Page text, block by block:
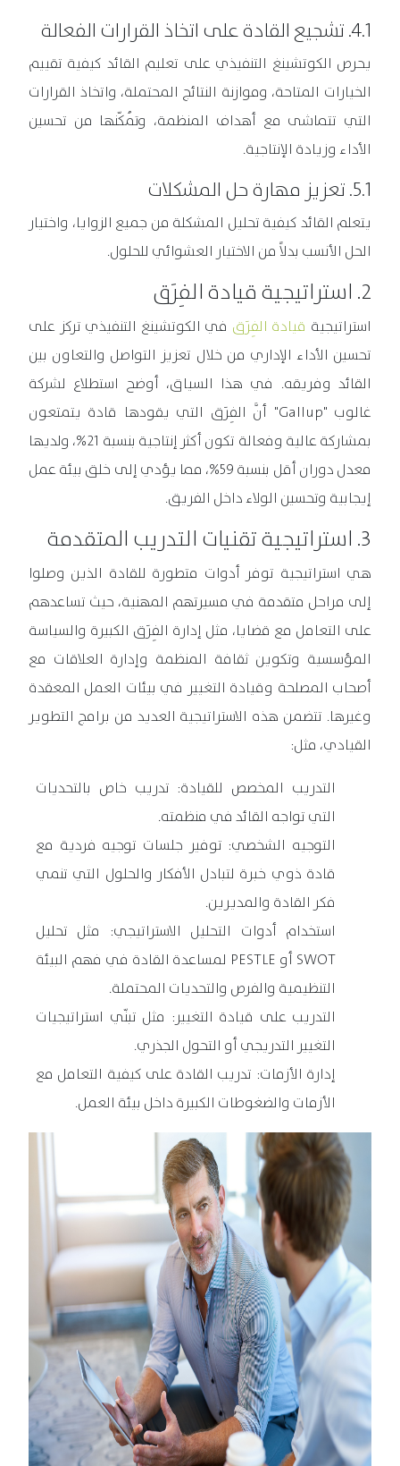
4.1. تشجيع القادة على اتخاذ القرارات الفعالة
يحرص الكوتشينغ التنفيذي على تعليم القائد كيفية تقييم
الخيارات المتاحة، وموازنة النتائج المحتملة، واتخاذ القرارات
التي تتماشى مع أهداف المنظمة، وتُمكّنها من تحسين
الأداء وزيادة الإنتاجية.
5.1. تعزيز مهارة حل المشكلات
يتعلم القائد كيفية تحليل المشكلة من جميع الزوايا، واختيار
الحل الأنسب بدلاً من الاختيار العشوائي للحلول.
2. استراتيجية قيادة الفِرَق
استراتيجية قيادة الفِرَق في الكوتشينغ التنفيذي تركز على
تحسين الأداء الإداري من خلال تعزيز التواصل والتعاون بين
القائد وفريقه. في هذا السياق، أوضح استطلاع لشركة
غالوب "Gallup" أنَّ الفِرَق التي يقودها قادة يتمتعون
بمشاركة عالية وفعالة تكون أكثر إنتاجية بنسبة 21%، ولديها
معدل دوران أقل بنسبة 59%، مما يؤدي إلى خلق بيئة عمل
إيجابية وتحسين الولاء داخل الفريق.
3. استراتيجية تقنيات التدريب المتقدمة
هي استراتيجية توفر أدوات متطورة للقادة الذين وصلوا
إلى مراحل متقدمة في مسيرتهم المهنية، حيث تساعدهم
على التعامل مع قضايا، مثل إدارة الفِرَق الكبيرة والسياسة
المؤسسية وتكوين ثقافة المنظمة وإدارة العلاقات مع
أصحاب المصلحة وقيادة التغيير في بيئات العمل المعقدة
وغيرها. تتضمن هذه الاستراتيجية العديد من برامج التطوير
القيادي، مثل:
التدريب المخصص للقيادة: تدريب خاص بالتحديات
التي تواجه القائد في منظمته.
التوجيه الشخصي: توفير جلسات توجيه فردية مع
قادة ذوي خبرة لتبادل الأفكار والحلول التي تنمي
فكر القادة والمديرين.
استخدام أدوات التحليل الاستراتيجي: مثل تحليل
SWOT أو PESTLE لمساعدة القادة في فهم البيئة
التنظيمية والفرص والتحديات المحتملة.
التدريب على قيادة التغيير: مثل تبنّي استراتيجيات
التغيير التدريجي أو التحول الجذري.
إدارة الأزمات: تدريب القادة على كيفية التعامل مع
الأزمات والضغوطات الكبيرة داخل بيئة العمل.